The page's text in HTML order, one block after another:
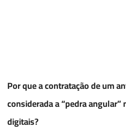
Por que a contratação de um
considerada a “pedra
digitais?